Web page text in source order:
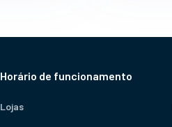
Horário de funcionamento
Lojas